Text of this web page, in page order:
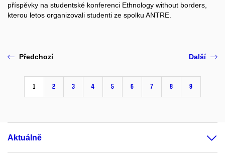
příspěvky na studentské konferenci Ethnology without borders,
kterou letos organizovali studenti ze spolku ANTRE.
Předchozí
1 2 3 4 5 6 7 8 9
Další
Aktuálně